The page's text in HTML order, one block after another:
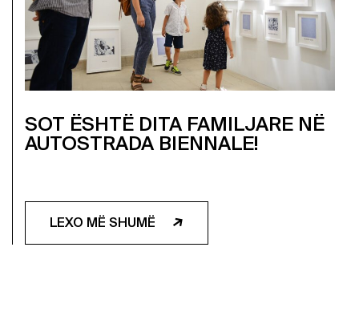
SOT ËSHTË DITA FAMILJARE NË
AUTOSTRADA BIENNALE!
LEXO MË SHUMË